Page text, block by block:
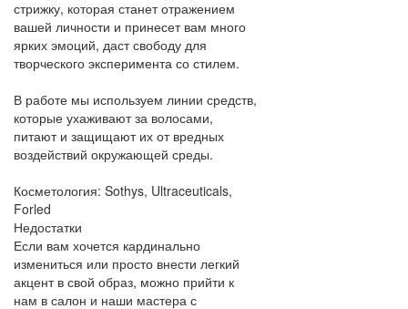
стрижку, которая станет отражением
вашей личности и принесет вам много
ярких эмоций, даст свободу для
творческого эксперимента со стилем.
В работе мы используем линии средств,
которые ухаживают за волосами,
питают и защищают их от вредных
воздействий окружающей среды.
Косметология: Sothys, Ultraceuticals,
Forled
Недостатки
Если вам хочется кардинально
измениться или просто внести легкий
акцент в свой образ, можно прийти к
нам в салон и наши мастера с